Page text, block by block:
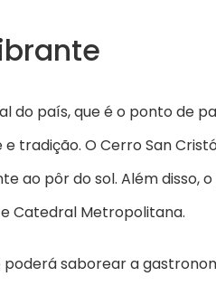
do país, que é o ponto de
tradição. O Cerro San
pôr do sol. Além disso,
Catedral Metropolitana.
saborear a